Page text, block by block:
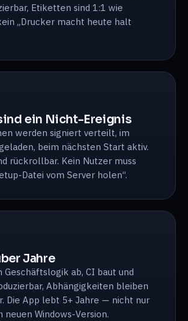
Etiketten sind 1:1 wie
„Drucker macht heute halt
ein Nicht-Ereignis
werden signiert verteilt, im
beim nächsten Start aktiv.
rückrollbar. Kein Nutzer muss
Datei vom Server holen“.
Jahre
Geschäftslogik ab, CI baut und
Abhängigkeiten bleiben
Die App lebt 5+ Jahre — nicht nur
neuen Windows-Version.